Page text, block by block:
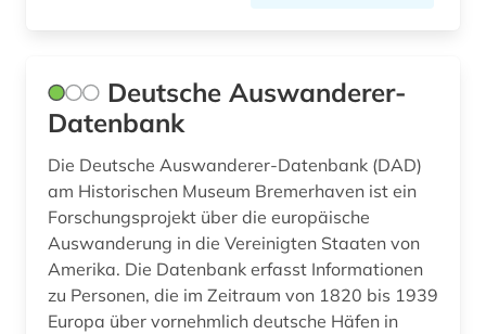
neuenhuntorf (1)
niederlande (1)
niedersachsen (1)
niederösterreich (1)
norm (1)
online-publikation (2)
Deutsche Auswanderer-
Datenbank
Die Deutsche Auswanderer-Datenbank (DAD)
am Historischen Museum Bremerhaven ist ein
Forschungsprojekt über die europäische
Auswanderung in die Vereinigten Staaten von
Amerika. Die Datenbank erfasst Informationen
zu Personen, die im Zeitraum von 1820 bis 1939
Europa über vornehmlich deutsche Häfen in